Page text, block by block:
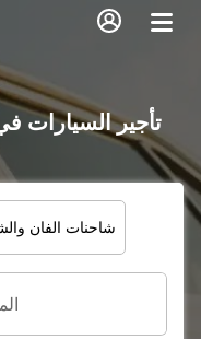
تأجير السيارات
شاحنات الفان